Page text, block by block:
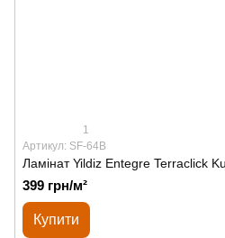
1
Артикул: SF-64B
Ламінат Yildiz Entegre Terraclick
399 грн/м²
Купити